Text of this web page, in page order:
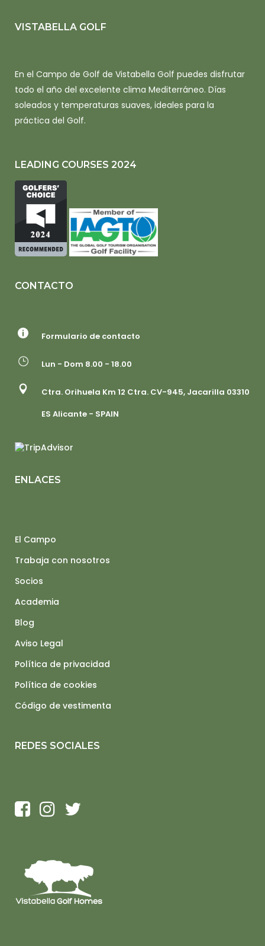
VISTABELLA GOLF
En el Campo de Golf de Vistabella Golf puedes disfrutar
todo el año del excelente clima Mediterráneo. Días
soleados y temperaturas suaves, ideales para la
práctica del Golf.
LEADING COURSES 2024
CONTACTO
Formulario de contacto
Lun - Dom 8.00 - 18.00
Ctra. Orihuela Km 12 Ctra. CV-945, Jacarilla 03310
ES Alicante - SPAIN
ENLACES
El Campo
Trabaja con nosotros
Socios
Academia
Blog
Aviso Legal
Política de privacidad
Política de cookies
Código de vestimenta
REDES SOCIALES